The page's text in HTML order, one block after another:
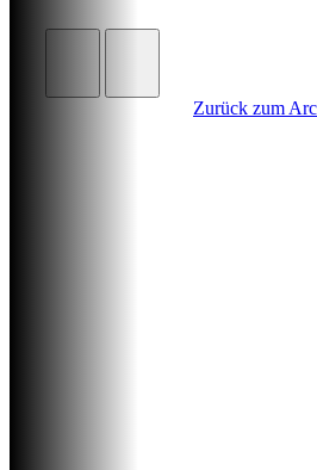
Zurück zum